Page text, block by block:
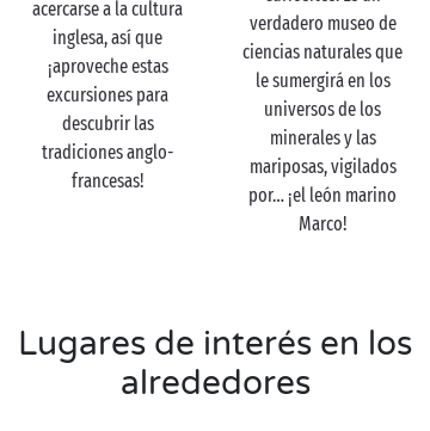
le cautivarán, mientras que las exposiciones
temporales le guiarán a través de la vida del
diseñador. ¡Póngase su mejor traje y venga a desfilar
en el sitio más elegante de la costa normanda!
acercarse a la cultura
inglesa, así que
¡aproveche estas
excursiones para
descubrir las
tradiciones anglo-
francesas!
verdadero museo de
ciencias naturales que
le sumergirá en los
universos de los
minerales y las
mariposas, vigilados
por… ¡el león marino
Marco!
Lugares de interés en los
alrededores